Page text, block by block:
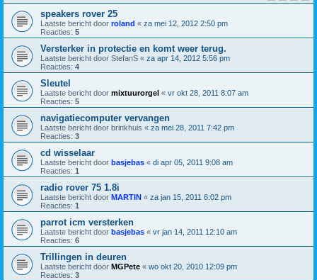
speakers rover 25
Laatste bericht door roland « za mei 12, 2012 2:50 pm
Reacties: 5
Versterker in protectie en komt weer terug.
Laatste bericht door StefanS « za apr 14, 2012 5:56 pm
Reacties: 4
Sleutel
Laatste bericht door mixtuurorgel « vr okt 28, 2011 8:07 am
Reacties: 5
navigatiecomputer vervangen
Laatste bericht door brinkhuis « za mei 28, 2011 7:42 pm
Reacties: 3
cd wisselaar
Laatste bericht door basjebas « di apr 05, 2011 9:08 am
Reacties: 1
radio rover 75 1.8i
Laatste bericht door MARTIN « za jan 15, 2011 6:02 pm
Reacties: 1
parrot icm versterken
Laatste bericht door basjebas « vr jan 14, 2011 12:10 am
Reacties: 6
Trillingen in deuren
Laatste bericht door MGPete « wo okt 20, 2010 12:09 pm
Reacties: 3